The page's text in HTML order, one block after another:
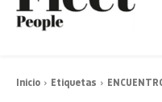
Inicio Etiquetas